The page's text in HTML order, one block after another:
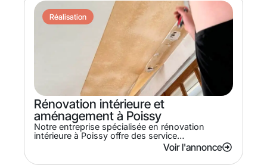
Réalisation
Rénovation intérieure et
aménagement à Poissy
Notre entreprise spécialisée en rénovation
intérieure à Poissy offre des service…
Voir l'annonce